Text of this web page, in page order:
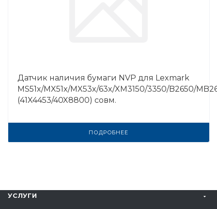
Датчик наличия бумаги NVP для Lexmark
MS51x/MX51x/MX53x/63x/XM3150/3350/B2650/
(41X4453/40X8800) совм.
ПОДРОБНЕЕ
УСЛУГИ